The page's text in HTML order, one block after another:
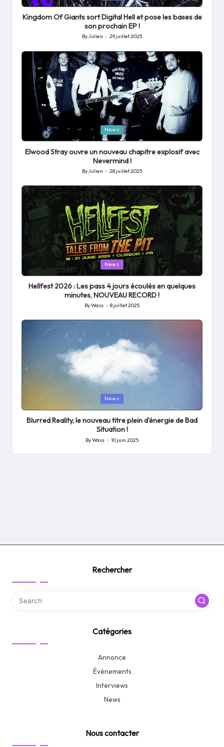
in
Kingdom Of Giants sort Digital Hell et pose les bases de
son prochain EP !
Posted
ByJulien 29 juillet 2025
Posted
in
News
Elwood Stray ouvre un nouveau chapitre explosif avec
Nevermind !
Posted
by
ByJulien 28 juillet 2025
Posted
in
News
Hellfest 2026 : Les pass 4 jours écoulés en quelques
minutes, NOUVEAU RECORD !
Posted
by
ByWass 8 juillet 2025
in
News
Blurred Reality, le nouveau titre plein d’énergie de Bad
Situation !
Posted
ByWass 10 juin 2025
Rechercher
Catégories
Annonce
Événements
Interviews
News
Nous contacter